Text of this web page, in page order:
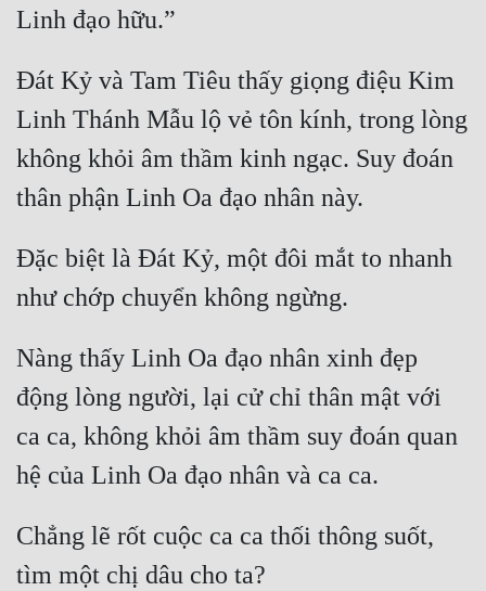
Ngự Thú
Truyện Nam
Truyện Nữ
Xây Dựng Thế Lực
Đam Mỹ
Đẹp
Đẹp Hiệp
Tính Cách Nhân Vật :
Cơ Trí
Sát Phạt Quyết Đoán
Vô Sỉ
Ðát Kỷ và Tam Tiêu thấy giọng điệu Kim
Linh Thánh Mẫu lộ vẻ tôn kính, trong lòng
không khỏi âm thầm kinh ngạc. Suy đoán
Đặc biệt là Ðát Kỷ, một đôi mắt to nhanh
Nàng thấy Linh Oa đạo nhân xinh đẹp
động lòng người, lại cử chỉ thân mật với
ca ca, không khỏi âm thầm suy đoán quan
Chẳng lẽ rốt cuộc ca ca thối thông suốt,